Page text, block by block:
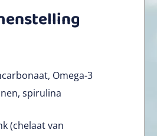
Omega-3
spirulina
(chelaat van